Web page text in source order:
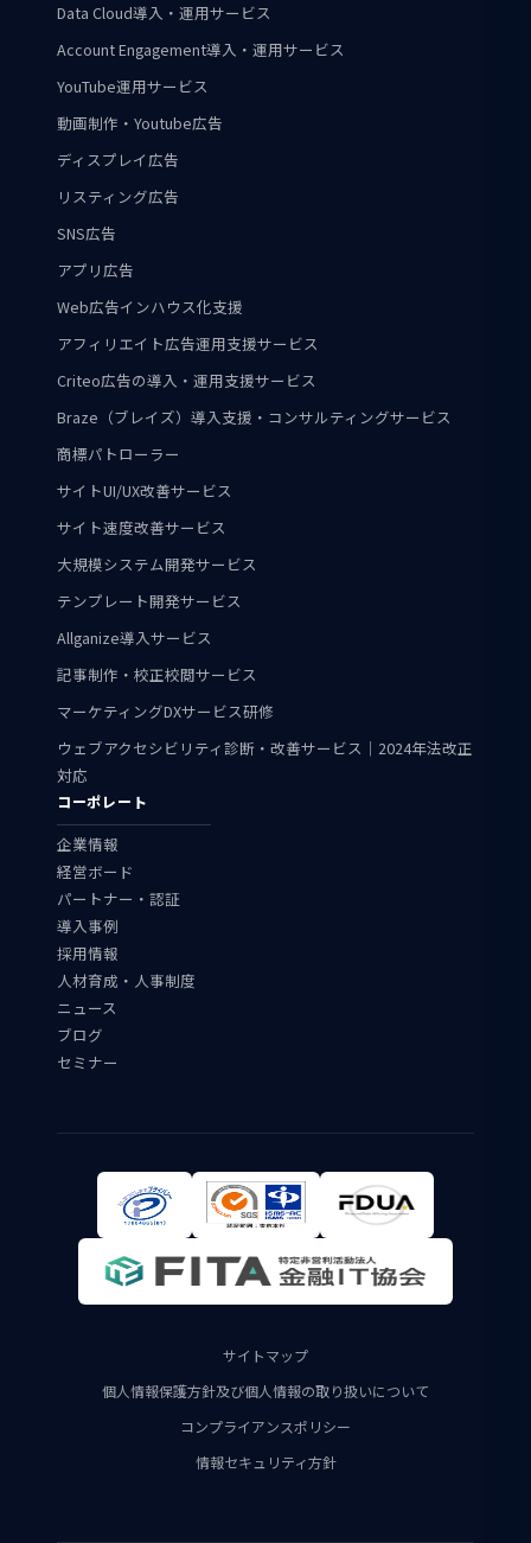
Data Cloud導入・運用サービス
Account Engagement導入・運用サービス
YouTube運用サービス
動画制作・Youtube広告
ディスプレイ広告
リスティング広告
SNS広告
アプリ広告
Web広告インハウス化支援
アフィリエイト広告運用支援サービス
Criteo広告の導入・運用支援サービス
Braze（ブレイズ）導入支援・コンサルティングサービス
商標パトローラー
サイトUI/UX改善サービス
サイト速度改善サービス
大規模システム開発サービス
テンプレート開発サービス
Allganize導入サービス
記事制作・校正校閲サービス
マーケティングDXサービス研修
ウェブアクセシビリティ診断・改善サービス｜2024年法改正
対応
コーポレート
企業情報
経営ボード
パートナー・認証
導入事例
採用情報
人材育成・人事制度
ニュース
ブログ
セミナー
サイトマップ
個人情報保護方針及び個人情報の取り扱いについて
コンプライアンスポリシー
情報セキュリティ方針